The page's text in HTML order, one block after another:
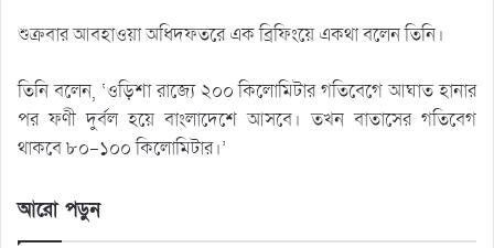
শুক্রবার আবহাওয়া অধিদফতরে এক ব্রিফিংয়ে একথা বলেন তিনি।
তিনি বলেন, ‘ওড়িশা রাজ্যে ২০০ কিলোমিটার গতিবেগে আঘাত হানার
পর ফণী দুর্বল হয়ে বাংলাদেশে আসবে। তখন বাতাসের গতিবেগ
থাকবে ৮০-১০০ কিলোমিটার।’
আরো পড়ুন